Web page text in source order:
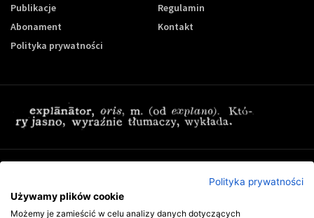
Publikacje
Regulamin
Abonament
Kontakt
Polityka prywatności
Polityka prywatności
Używamy plików cookie
Możemy je zamieścić w celu analizy danych dotyczących